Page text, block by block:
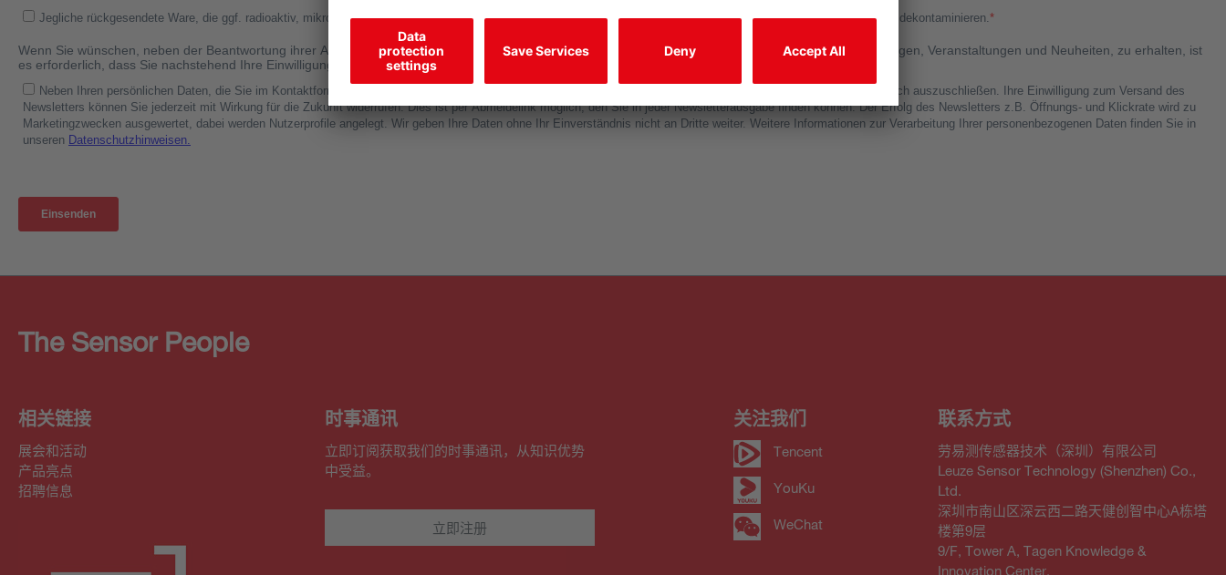
The Sensor People
相关链接
展会和活动
产品亮点
招聘信息
时事通讯
立即订阅获取我们的时事通讯，从知识优势
中受益。
立即注册
关注我们
Tencent
YouKu
WeChat
联系方式
劳易测传感器技术（深圳）有限公司
Leuze Sensor Technology (Shenzhen) Co.,
Ltd.
深圳市南山区深云西二路天健创智中心A栋塔
楼第9层
9/F, Tower A, Tagen Knowledge &
Innovation Center,